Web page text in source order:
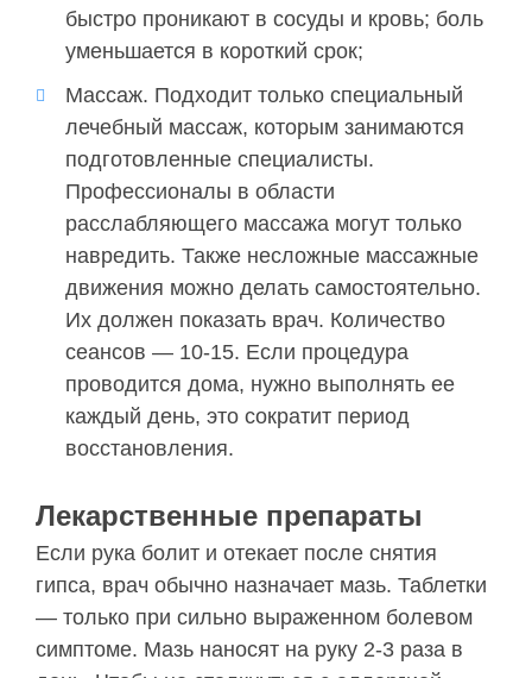
быстро проникают в сосуды и кровь; боль
уменьшается в короткий срок;
Массаж. Подходит только специальный
лечебный массаж, которым занимаются
подготовленные специалисты.
Профессионалы в области
расслабляющего массажа могут только
навредить. Также несложные массажные
движения можно делать самостоятельно.
Их должен показать врач. Количество
сеансов — 10-15. Если процедура
проводится дома, нужно выполнять ее
каждый день, это сократит период
восстановления.
Лекарственные препараты
Если рука болит и отекает после снятия
гипса, врач обычно назначает мазь. Таблетки
— только при сильно выраженном болевом
симптоме. Мазь наносят на руку 2-3 раза в